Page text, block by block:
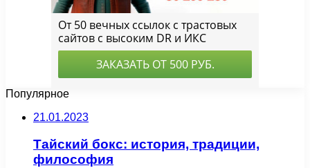
Популярное
21.01.2023
Тайский бокс: история, традиции,
философия